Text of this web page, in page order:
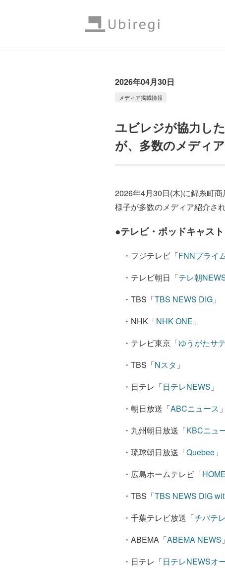
2026年04月30日
メディア掲載情報
ユビレジが協力し
が、多数のメディ
2026年4月30日(木)に錦糸町
様子が多数のメディア紹介され
●テレビ・ポッドキャスト
・フジテレビ「FNNプライ
・テレビ朝日「テレ朝
・TBS「TBS NEWS DIG 」
・NHK「NHK ONE 」
・テレビ東京「ゆうがたサ
・TBS「Nスタ 」
・日テレ「日テレNEWS 」
・朝日放送「ABCニュース 」
・九州朝日放送「KBCニュ
・琉球朝日放送「Quebee 」
・広島ホームテレビ「
・TBS「TBS NEWS DIG
・千葉テレビ放送「チバテ
・ABEMA「ABEMA NEWS 」
・日テレ「日テレNEWSオ